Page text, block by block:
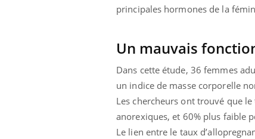
principales hormones de la
Un mauvais
Dans cette étude, 36 femmes
un indice de masse corporelle
Les chercheurs ont trouvé que
anorexiques, et 60% plus faible
Le lien entre le taux